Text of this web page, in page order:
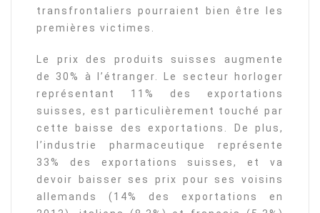
transfrontaliers pourraient bien être les
premières victimes.
Le prix des produits suisses augmente
de 30% à l’étranger. Le secteur horloger
représentant 11% des exportations
suisses, est particulièrement touché par
cette baisse des exportations. De plus,
l’industrie pharmaceutique représente
33% des exportations suisses, et va
devoir baisser ses prix pour ses voisins
allemands (14% des exportations en